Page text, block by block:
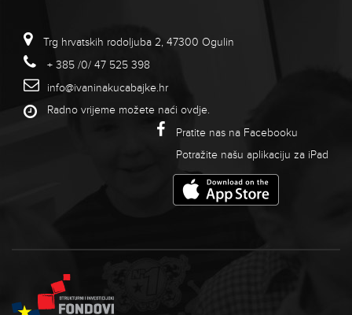
Trg hrvatskih rodoljuba 2, 47300 Ogulin
+ 385 /0/ 47 525 398
info@ivaninakucabajke.hr
Radno vrijeme možete naći ovdje.
Pratite nas na Facebooku
Potražite našu aplikaciju za iPad